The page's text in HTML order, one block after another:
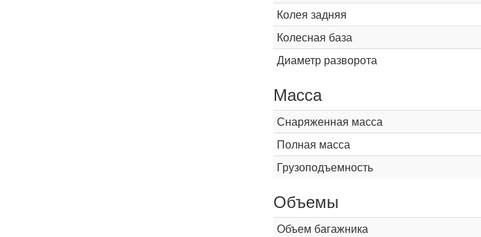
Колея задняя
Колесная база
Диаметр разворота
Масса
Снаряженная масса
Полная масса
Грузоподъемность
Объемы
Объем багажника